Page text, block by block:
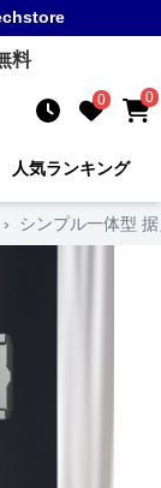
料
0 0
人気ランキング
› シンプル一体型